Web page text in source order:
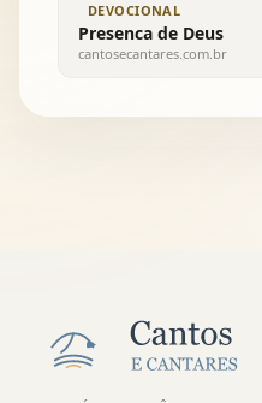
DEVOCIONAL
Presenca de Deus
cantosecantares.com.br